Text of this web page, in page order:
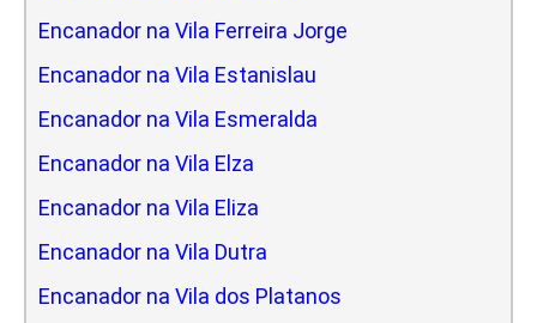
Encanador na Vila Ferreira Jorge
Encanador na Vila Estanislau
Encanador na Vila Esmeralda
Encanador na Vila Elza
Encanador na Vila Eliza
Encanador na Vila Dutra
Encanador na Vila dos Platanos